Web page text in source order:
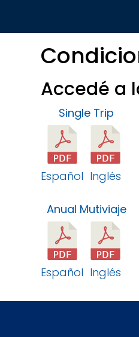
Accedé a
Single Trip
Español Inglés
Anual Mutiviaje
Español Inglés